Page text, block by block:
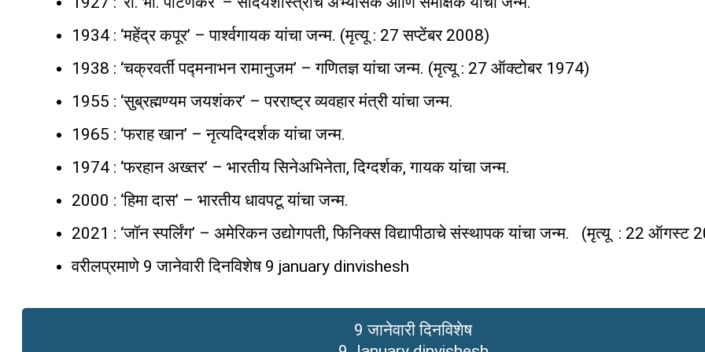
1934 : ‘महेंद्र कपूर’ – पार्श्वगायक यांचा जन्म. (मृत्यू : 27 सप्टेंबर 2008)
1938 : ‘चक्रवर्ती पद्मनाभन रामानुजम’ – गणितज्ञ यांचा जन्म. (मृत्यू : 27 ऑक्टोबर 1974)
1955 : ‘सुब्रह्मण्यम जयशंकर’ – परराष्ट्र व्यवहार मंत्री यांचा जन्म.
1965 : ‘फराह खान’ – नृत्यदिग्दर्शक यांचा जन्म.
1974 : ‘फरहान अख्तर’ – भारतीय सिनेअभिनेता, दिग्दर्शक, गायक यांचा जन्म.
2000 : ‘हिमा दास’ – भारतीय धावपटू यांचा जन्म.
2021 : ‘जॉन स्पर्लिंग’ – अमेरिकन उद्योगपती, फिनिक्स विद्यापीठाचे संस्थापक यांचा जन्म. (मृत्यू : 22 ऑगस्ट
वरीलप्रमाणे 9 जानेवारी दिनविशेष 9 january dinvishesh
9 जानेवारी दिनविशेष